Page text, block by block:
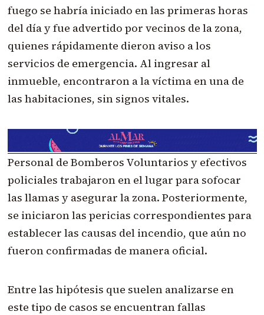
fuego se habría iniciado en las primeras horas
del día y fue advertido por vecinos de la zona,
quienes rápidamente dieron aviso a los
servicios de emergencia. Al ingresar al
inmueble, encontraron a la víctima en una de
las habitaciones, sin signos vitales.
Personal de Bomberos Voluntarios y efectivos
policiales trabajaron en el lugar para sofocar
las llamas y asegurar la zona. Posteriormente,
se iniciaron las pericias correspondientes para
establecer las causas del incendio, que aún no
fueron confirmadas de manera oficial.
Entre las hipótesis que suelen analizarse en
este tipo de casos se encuentran fallas